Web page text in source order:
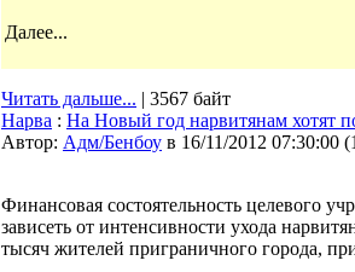
Далее...
Читать дальше... | 3567 байт
Нарва : На Новый год нарвитянам хотят
Автор: Адм/Бенбоу в 16/11/2012 07:30:00 (
Финансовая состоятельность целевого
зависеть от интенсивности ухода
тысяч жителей приграничного города,